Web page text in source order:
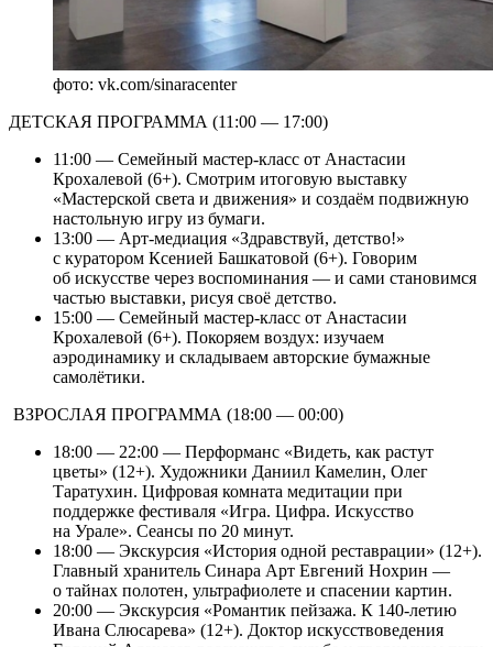
фото: vk.com/sinaracenter
ДЕТСКАЯ ПРОГРАММА (11:00 — 17:00)
11:00 — Семейный мастер-класс от Анастасии
Крохалевой (6+). Смотрим итоговую выставку
«Мастерской света и движения» и создаём подвижную
настольную игру из бумаги.
13:00 — Арт-медиация «Здравствуй, детство!»
с куратором Ксенией Башкатовой (6+). Говорим
об искусстве через воспоминания — и сами становимся
частью выставки, рисуя своё детство.
15:00 — Семейный мастер-класс от Анастасии
Крохалевой (6+). Покоряем воздух: изучаем
аэродинамику и складываем авторские бумажные
самолётики.
‍ ВЗРОСЛАЯ ПРОГРАММА (18:00 — 00:00)
18:00 — 22:00 — Перформанс «Видеть, как растут
цветы» (12+). Художники Даниил Камелин, Олег
Таратухин. Цифровая комната медитации при
поддержке фестиваля «Игра. Цифра. Искусство
на Урале». Сеансы по 20 минут.
18:00 — Экскурсия «История одной реставрации» (12+).
Главный хранитель Синара Арт Евгений Нохрин —
о тайнах полотен, ультрафиолете и спасении картин.
20:00 — Экскурсия «Романтик пейзажа. К 140-летию
Ивана Слюсарева» (12+). Доктор искусствоведения